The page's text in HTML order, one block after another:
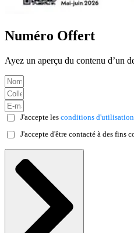
Numéro Offert
Ayez un aperçu du contenu d’un
J'accepte les conditions d'utilisation
J'accepte d'être contacté à des fins